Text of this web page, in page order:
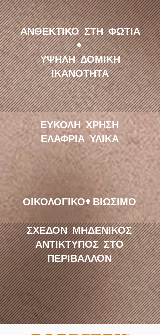
ΑΝΘΕΚΤΙΚΟ ΣΤΗ ΦΩΤΙΑ
+
ΥΨΗΛΗ ΔΟΜΙΚΗ
ΙΚΑΝΟΤΗΤΑ
ΕΥΚΟΛΗ ΧΡΗΣΗ
ΕΛΑΦΡΙΑ ΥΛΙΚΑ
ΟΙΚΟΛΟΓΙΚΟ+ΒΙΩΣΙΜΟ
ΣΧΕΔΟΝ ΜΗΔΕΝΙΚΟΣ
ΑΝΤΙΚΤΥΠΟΣ ΣΤΟ
ΠΕΡΙΒΑΛΛΟΝ